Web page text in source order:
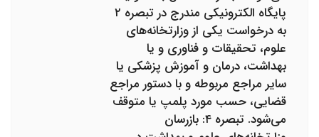
پایگاه الکترونیکی مندرج در تبصره ۲
به درخواست یکی از وزارتخانه‌های
علوم، تحقیقات و فناوری و یا
بهداشت، درمان و آموزش پزشکی یا
سایر مراجع مربوطه و با دستور مراجع
قضایی، حسب مورد پلمپ یا متوقف
می‌شود. تبصره ۴: بازرسان